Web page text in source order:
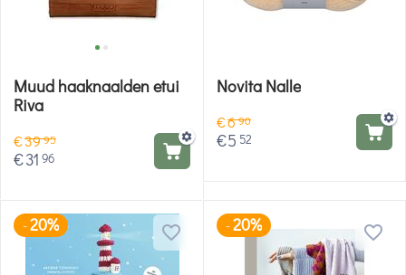
Muud haaknaalden etui
Riva
€3995
€31 96
Novita Nalle
€690
€5 52
-20% -20%